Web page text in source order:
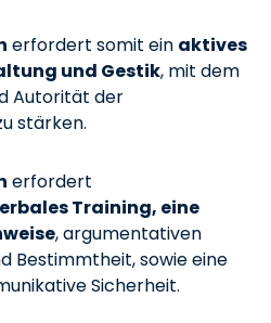
erfordert somit ein aktives
und Gestik, mit dem
Autorität der
stärken.
erfordert
Training, eine
, argumentativen
Bestimmtheit, sowie eine
Sicherheit.